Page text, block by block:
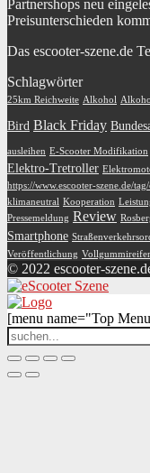
Partnershops neu
Preisunterschieden
Das escooter-szene.de
Schlagwörter
25km Reichweite Alkohol
Bird Black Friday
ausleihen E-Scooter Modifikation
Elektro-Tretroller
https://www.escooter-szene.de/
klimaneutral Kooperation
Pressemeldung Review
Smartphone
Veröffentlichung
© 2022 escooter-
[menu name="Top